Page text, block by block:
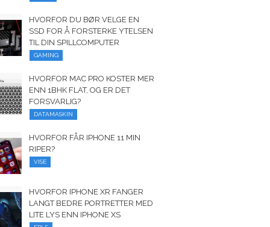
HVORFOR DU BØR VELGE EN
SSD FOR Å FORSTERKE YTELSEN
TIL DIN SPILLCOMPUTER
GAMING
HVORFOR MAC PRO KOSTER MER
ENN 1BHK FLAT, OG ER DET
FORSVARLIG?
DATAMASKIN
HVORFOR FÅR IPHONE 11 MIN
RIPER?
VISE
HVORFOR IPHONE XR FANGER
LANGT BEDRE PORTRETTER MED
LITE LYS ENN IPHONE XS